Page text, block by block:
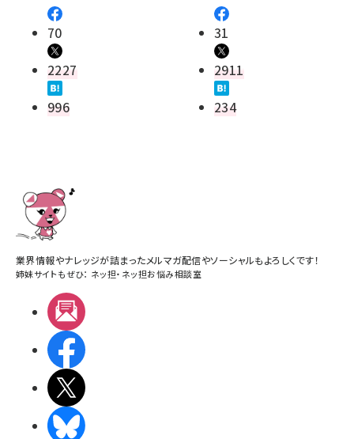
70
2227
996
31
2911
234
業界情報やナレッジが詰まったメルマガ配信やソーシャルもよろしくです！
姉妹サイトもぜひ： ネッ担・ ネッ担お悩み相談室